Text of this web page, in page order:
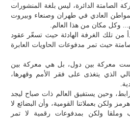
الصامتة الدائرة، ليس بلغة المنشورات
المواطن العادي في طهران وصنعاء وبيروت
وكل مكان من هذا العالم.
من تلك الغرفة الهادئة حيث تسعّر عقود
حيث تمر مدفوعات الحاويات العابرة
معركة بين دول، بل هي معركة بين
الذي يتغذى على فقر الأمم وقهرها،
وحين يستفيق العالم ذات صباح ليجد
ولكن بعملاتنا القومية، وأن البضائع لا
وملقا ولكن بمدفوعات رقمية لا تمر